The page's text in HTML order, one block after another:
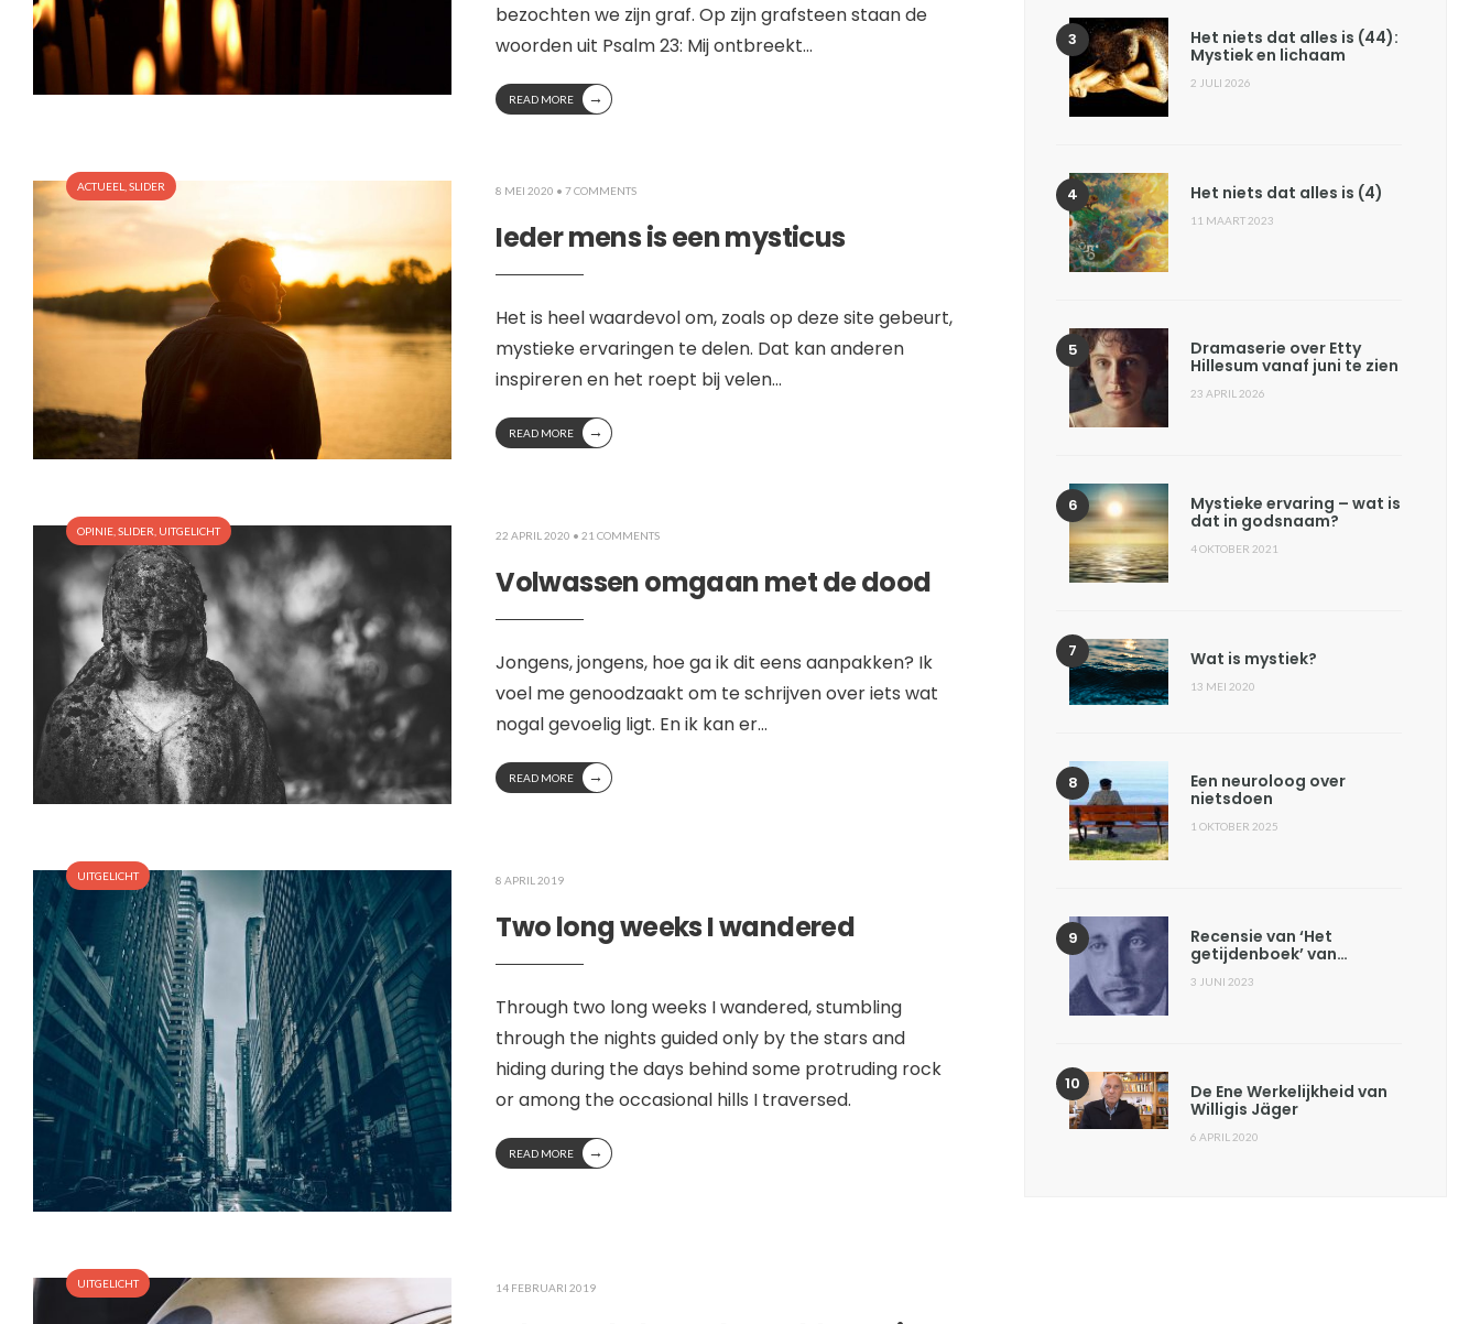
bezochten we zijn graf. Op zijn grafsteen staan de
woorden uit Psalm 23: Mij ontbreekt...
READ MORE →
ACTUEEL SLIDER 8 MEI 2020 • 7 COMMENTS
Ieder mens is een mysticus
Het is heel waardevol om, zoals op deze site gebeurt,
mystieke ervaringen te delen. Dat kan anderen
inspireren en het roept bij velen...
READ MORE →
OPINIE SLIDER UITGELICHT 22 APRIL 2020 • 21 COMMENTS
Volwassen omgaan met de dood
Jongens, jongens, hoe ga ik dit eens aanpakken? Ik
voel me genoodzaakt om te schrijven over iets wat
nogal gevoelig ligt. En ik kan er...
READ MORE →
UITGELICHT 8 APRIL 2019
Two long weeks I wandered
Through two long weeks I wandered, stumbling
through the nights guided only by the stars and
hiding during the days behind some protruding rock
or among the occasional hills I traversed.
READ MORE →
UITGELICHT 14 FEBRUARI 2019
Het niets dat alles is (44):
Mystiek en lichaam
2 JULI 2026
Het niets dat alles is (4)
11 MAART 2023
Dramaserie over Etty
Hillesum vanaf juni te zien
23 APRIL 2026
Mystieke ervaring – wat is
dat in godsnaam?
4 OKTOBER 2021
Wat is mystiek?
13 MEI 2020
Een neuroloog over
nietsdoen
1 OKTOBER 2025
Recensie van ‘Het
getijdenboek’ van…
3 JUNI 2023
De Ene Werkelijkheid van
Willigis Jäger
6 APRIL 2020